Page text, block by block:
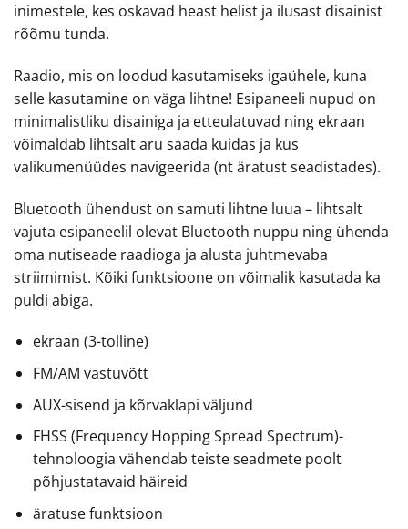
inimestele, kes oskavad heast helist ja ilusast disainist
rõõmu tunda.
Raadio, mis on loodud kasutamiseks igaühele, kuna
selle kasutamine on väga lihtne! Esipaneeli nupud on
minimalistliku disainiga ja etteulatuvad ning ekraan
võimaldab lihtsalt aru saada kuidas ja kus
valikumenüüdes navigeerida (nt äratust seadistades).
Bluetooth ühendust on samuti lihtne luua – lihtsalt
vajuta esipaneelil olevat Bluetooth nuppu ning ühenda
oma nutiseade raadioga ja alusta juhtmevaba
striimimist. Kõiki funktsioone on võimalik kasutada ka
puldi abiga.
ekraan (3-tolline)
FM/AM vastuvõtt
AUX-sisend ja kõrvaklapi väljund
FHSS (Frequency Hopping Spread Spectrum)-
tehnoloogia vähendab teiste seadmete poolt
põhjustatavaid häireid
äratuse funktsioon